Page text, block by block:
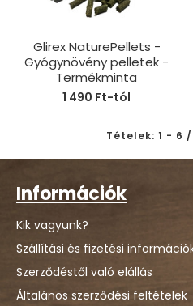
Glirex NaturePellets -
Gyógynövény pelletek -
Termékminta
1 490 Ft-tól
Tételek: 1 - 6
Információk
Kik vagyunk?
Szállítási és fizetési
Szerződéstől való elállás
Általános szerződési feltételek